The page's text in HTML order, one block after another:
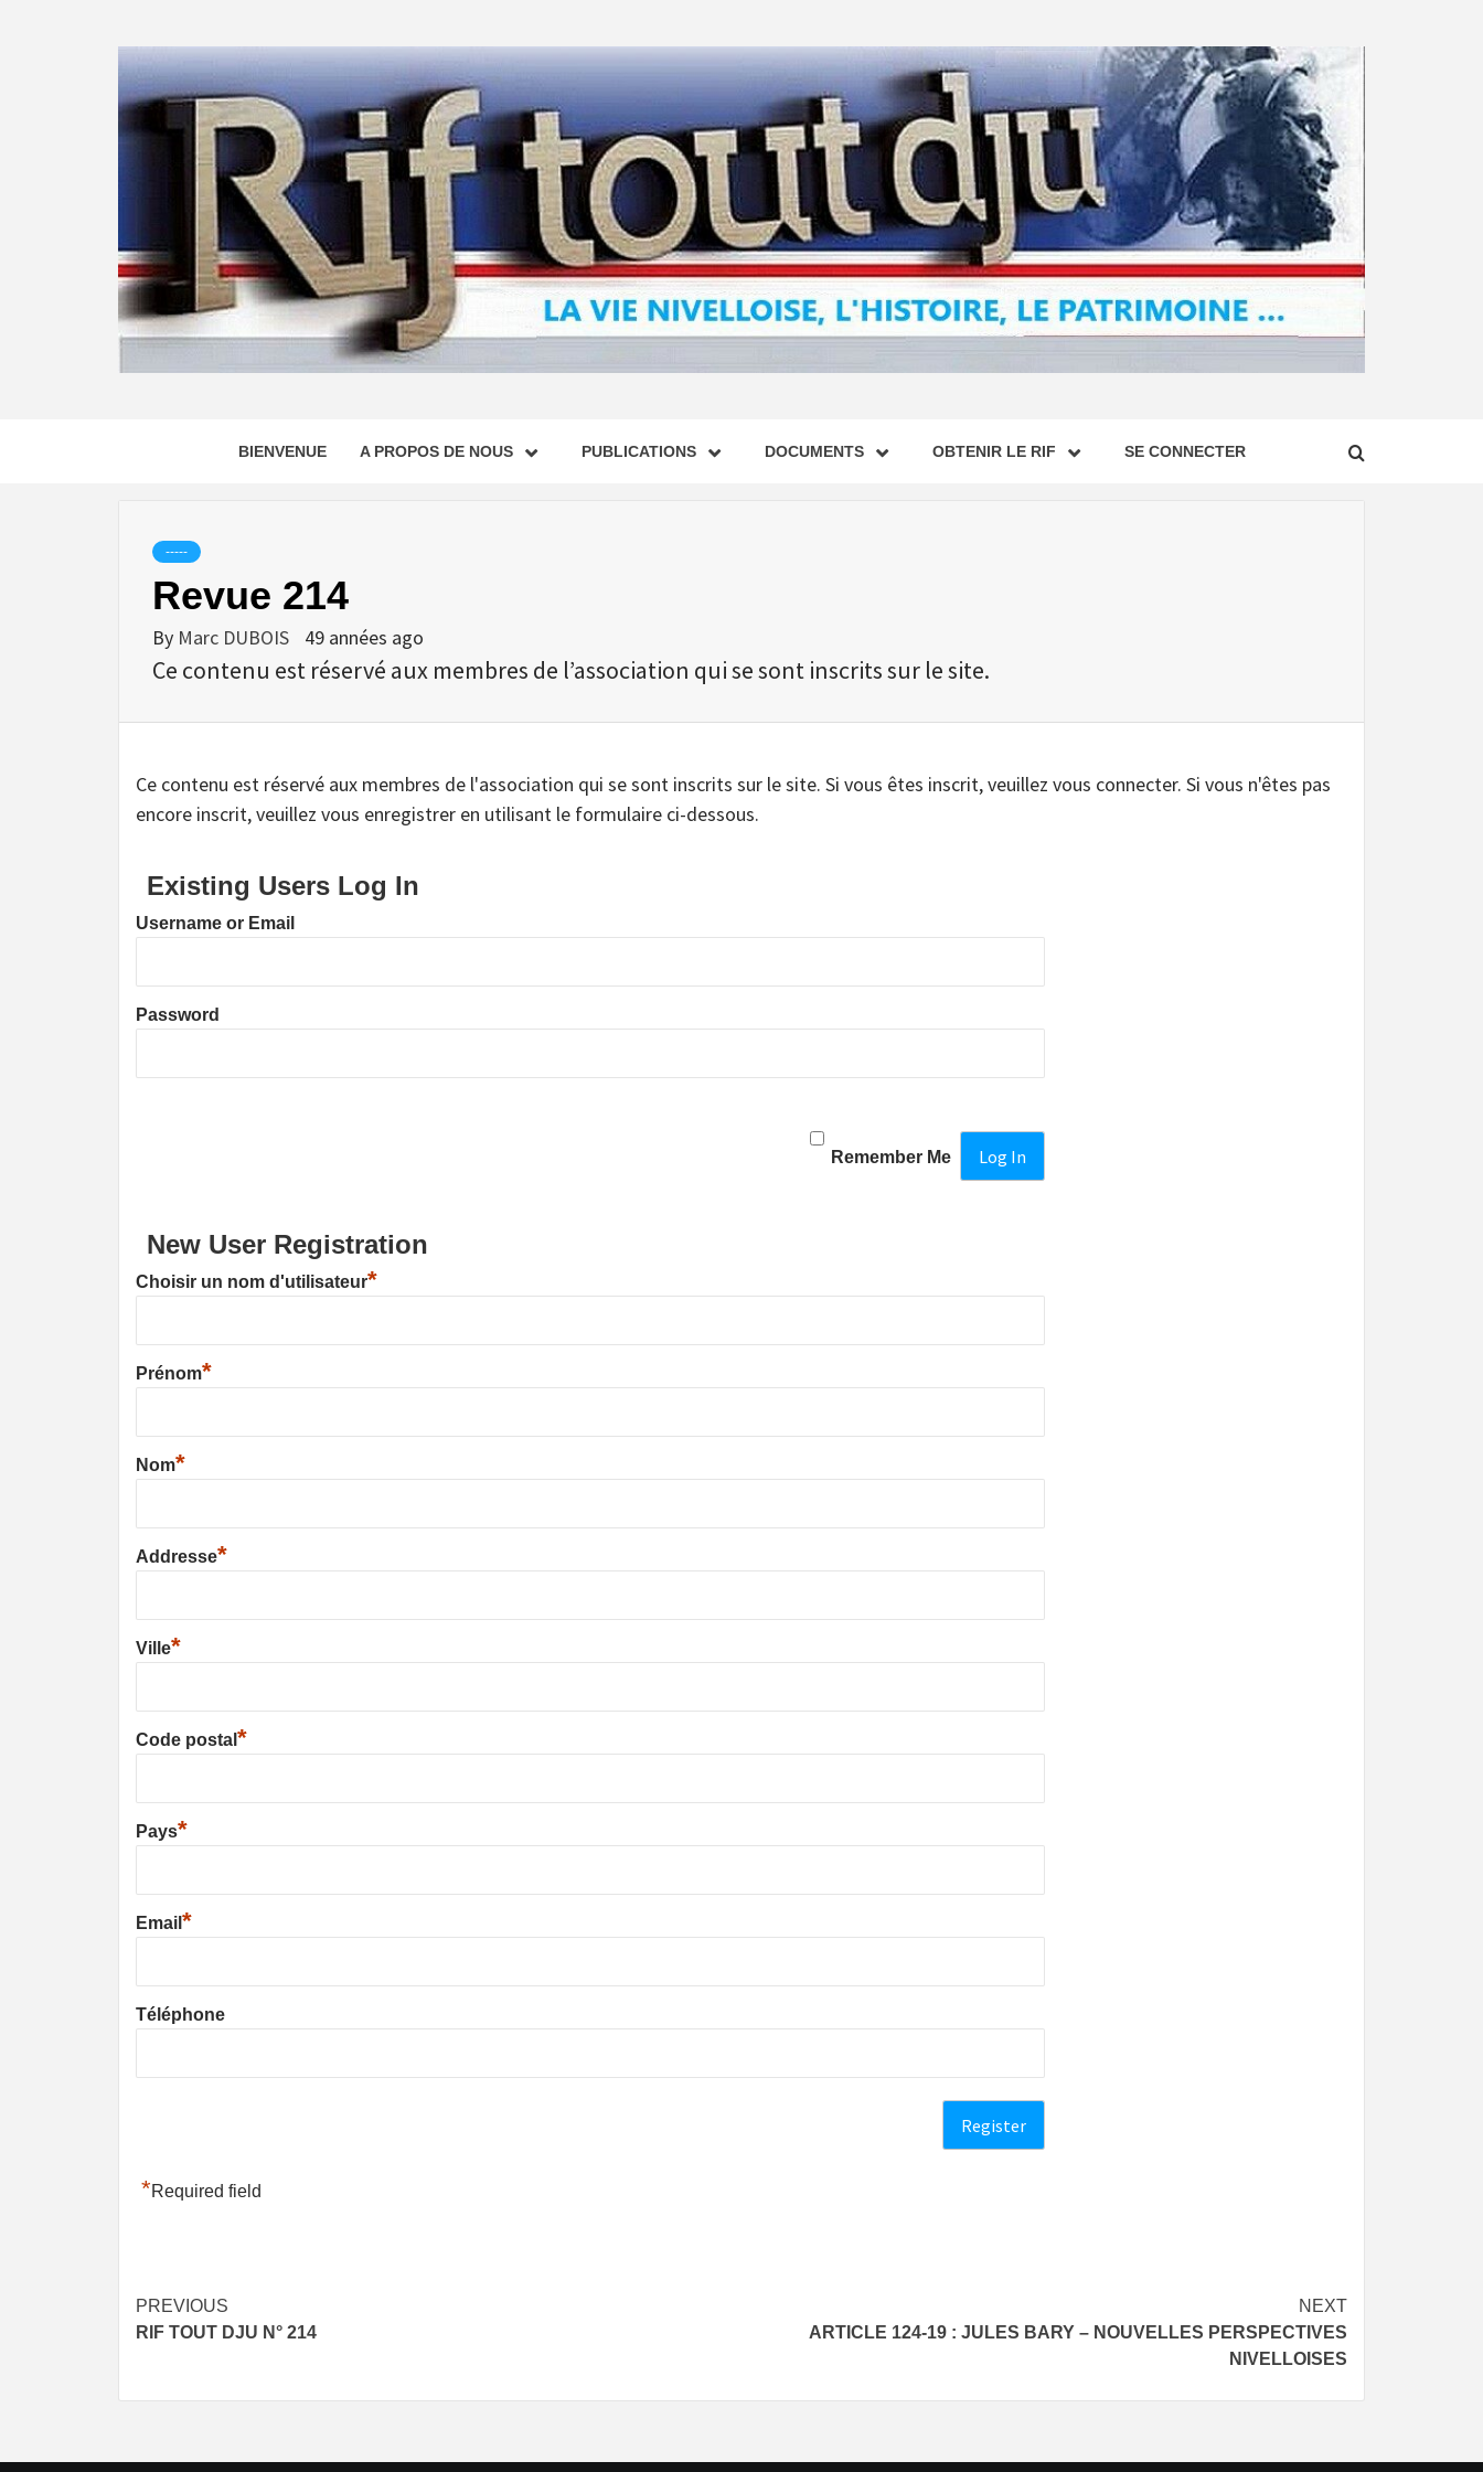
BIENVENUE A PROPOS DE NOUS PUBLICATIONS DOCUMENTS OBTENIR LE RIF SE CONNECTER
-----
Revue 214
By Marc DUBOIS 49 années ago
Ce contenu est réservé aux membres de l’association qui se sont inscrits sur le site.
Ce contenu est réservé aux membres de l'association qui se sont inscrits sur le site. Si vous êtes inscrit, veuillez vous connecter. Si vous n'êtes pas
encore inscrit, veuillez vous enregistrer en utilisant le formulaire ci-dessous.
Existing Users Log In
Username or Email
Password
Remember Me
New User Registration
Choisir un nom d'utilisateur*
Prénom*
Nom*
Addresse*
Ville*
Code postal *
Pays*
Email *
Téléphone
*Required field
Post
navigation
PREVIOUS
RIF TOUT DJU N° 214
NEXT
ARTICLE 124-19 : JULES BARY – NOUVELLES PERSPECTIVES
NIVELLOISES